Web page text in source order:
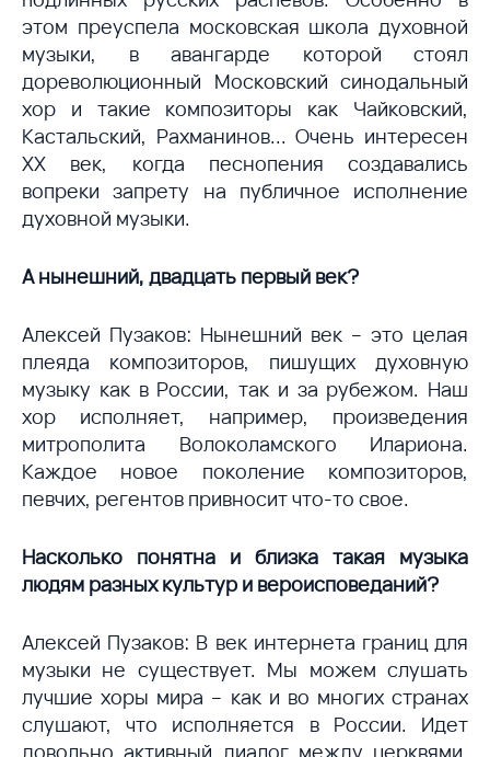
этом преуспела московская школа духовной
музыки, в авангарде которой стоял
дореволюционный Московский синодальный
хор и такие композиторы как Чайковский,
Кастальский, Рахманинов... Очень интересен
ХХ век, когда песнопения создавались
вопреки запрету на публичное исполнение
духовной музыки.
А нынешний, двадцать первый век?
Алексей Пузаков: Нынешний век – это целая
плеяда композиторов, пишущих духовную
музыку как в России, так и за рубежом. Наш
хор исполняет, например, произведения
митрополита Волоколамского Илариона.
Каждое новое поколение композиторов,
певчих, регентов привносит что-то свое.
Насколько понятна и близка такая музыка
людям разных культур и вероисповеданий?
Алексей Пузаков: В век интернета границ для
музыки не существует. Мы можем слушать
лучшие хоры мира – как и во многих странах
слушают, что исполняется в России. Идет
довольно активный диалог между церквями.